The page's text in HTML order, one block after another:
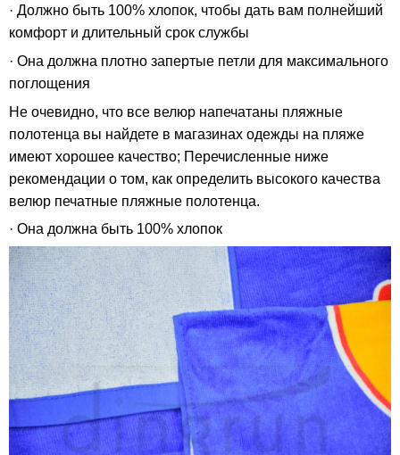
· Должно быть 100% хлопок, чтобы дать вам полнейший
комфорт и длительный срок службы
· Она должна плотно запертые петли для максимального
поглощения
Не очевидно, что все велюр напечатаны пляжные
полотенца вы найдете в магазинах одежды на пляже
имеют хорошее качество; Перечисленные ниже
рекомендации о том, как определить высокого качества
велюр печатные пляжные полотенца.
· Она должна быть 100% хлопок